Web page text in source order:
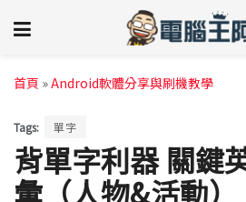
首頁 »Android軟體分享與刷機教學
Tags: 單字
背單字利器 關鍵
彙（人物&活動）